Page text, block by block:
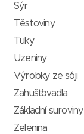
Sýr
Těstoviny
Tuky
Uzeniny
Výrobky ze sóji
Zahušťovadla
Základní suroviny
Zelenina